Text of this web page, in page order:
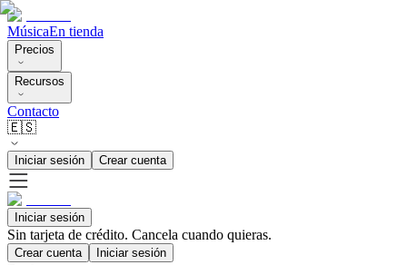
MúsicaEn tienda
Precios
Recursos
Contacto
🇪🇸
Iniciar sesión Crear cuenta
Iniciar sesión
Sin tarjeta de crédito. Cancela cuando quieras.
Crear cuenta Iniciar sesión